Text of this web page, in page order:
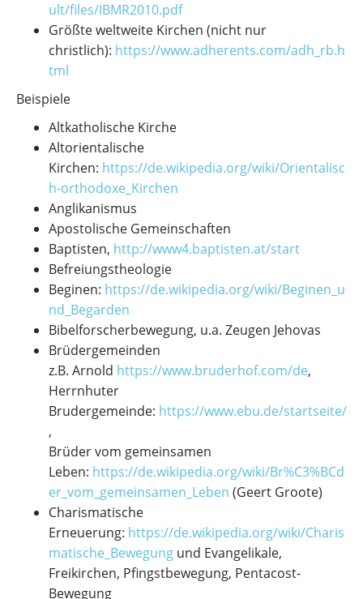
ult/files/IBMR2010.pdf
Größte weltweite Kirchen (nicht nur
christlich): https://www.adherents.com/adh_rb.h
tml
Beispiele
Altkatholische Kirche
Altorientalische
Kirchen: https://de.wikipedia.org/wiki/Orientalisc
h-orthodoxe_Kirchen
Anglikanismus
Apostolische Gemeinschaften
Baptisten, http://www4.baptisten.at/start
Befreiungstheologie
Beginen: https://de.wikipedia.org/wiki/Beginen_u
nd_Begarden
Bibelforscherbewegung, u.a. Zeugen Jehovas
Brüdergemeinden
z.B. Arnold https://www.bruderhof.com/de,
Herrnhuter
Brudergemeinde: https://www.ebu.de/startseite/
,
Brüder vom gemeinsamen
Leben: https://de.wikipedia.org/wiki/Br%C3%BCd
er_vom_gemeinsamen_Leben (Geert Groote)
Charismatische
Erneuerung: https://de.wikipedia.org/wiki/Charis
matische_Bewegung und Evangelikale,
Freikirchen, Pfingstbewegung, Pentacost-
Bewegung